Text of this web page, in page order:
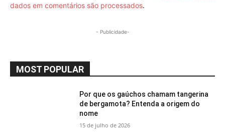
dados em comentários são processados.
- Publicidade-
MOST POPULAR
Por que os gaúchos chamam tangerina
de bergamota? Entenda a origem do
nome
15 de julho de 2026